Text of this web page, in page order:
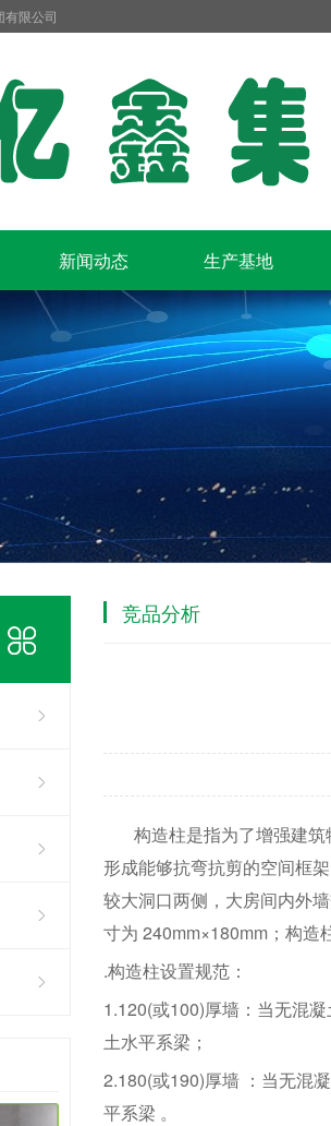
限公司
新闻动态 生产基地
竞品分析
构造柱是指为了增强建筑
形成能够抗弯抗剪的空间框
较大洞口两侧，大房间内外
寸为 240mm×180mm；构造
.构造柱设置规范：
1.120(或100)厚墙：当无混
土水平系梁；
2.180(或190)厚墙 ：当无混
平系梁 。